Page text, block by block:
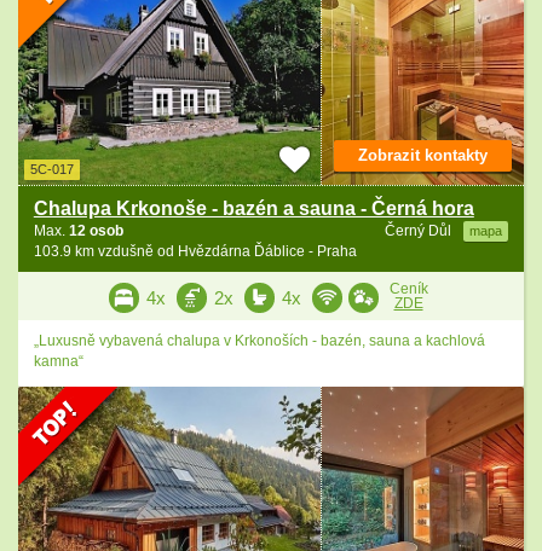
5C-017
Chalupa Krkonoše - bazén a sauna - Černá hora
Černý Důl mapa
Max. 12 osob
103.9 km vzdušně od Hvězdárna Ďáblice - Praha
Zobrazit kontakty
4x 2x 4x
Ceník
ZDE
„Luxusně vybavená chalupa v Krkonoších - bazén, sauna a kachlová
kamna“